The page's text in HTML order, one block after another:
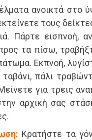
ανοικτά στο
τους
Πάρτε εισπνοή,
τα πίσω,
Εκπνοή,
πάλι
για τρεις
αρχική σας
Κρατήστε τα